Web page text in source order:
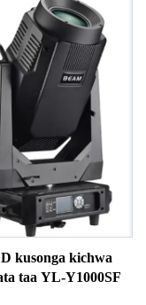
kusonga kichwa
taa YL-Y1000SF